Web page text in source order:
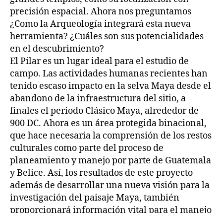
precisión espacial. Ahora nos preguntamos
¿Como la Arqueología integrará esta nueva
herramienta? ¿Cuáles son sus potencialidades
en el descubrimiento?
El Pilar es un lugar ideal para el estudio de
campo. Las actividades humanas recientes han
tenido escaso impacto en la selva Maya desde el
abandono de la infraestructura del sitio, a
finales el periodo Clásico Maya, alrededor de
900 DC. Ahora es un área protegida binacional,
que hace necesaria la comprensión de los restos
culturales como parte del proceso de
planeamiento y manejo por parte de Guatemala
y Belice. Así, los resultados de este proyecto
además de desarrollar una nueva visión para la
investigación del paisaje Maya, también
proporcionará información vital para el manejo